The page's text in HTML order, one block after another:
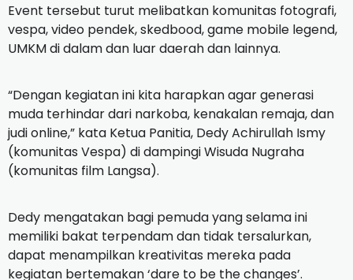
Event tersebut turut melibatkan komunitas fotografi,
vespa, video pendek, skedbood, game mobile legend,
UMKM di dalam dan luar daerah dan lainnya.
“Dengan kegiatan ini kita harapkan agar generasi
muda terhindar dari narkoba, kenakalan remaja, dan
judi online,” kata Ketua Panitia, Dedy Achirullah Ismy
(komunitas Vespa) di dampingi Wisuda Nugraha
(komunitas film Langsa).
Dedy mengatakan bagi pemuda yang selama ini
memiliki bakat terpendam dan tidak tersalurkan,
dapat menampilkan kreativitas mereka pada
kegiatan bertemakan ‘dare to be the changes’.